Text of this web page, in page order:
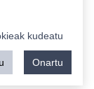
kudeatu
Onartu